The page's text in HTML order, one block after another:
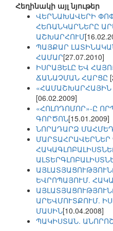
Հեղինակի այլ նյութեր
ՎԵՐՆԱԽԱՎԵՐԻ
ՀԵՌԱՆԿԱՐՆԵՐԸ
ԱՇԽԱՐՀՈՒՄ
ՊԱՅՔԱՐ
ՀԱՄԱՐ[27.07.2010]
ԻՍՐԱՅԵԼԸ ԵՎ
ՃԱՆԱՉՄԱՆ ՀԱՐՑԸ
«ՀԱՄԱՇԽԱՐՀԱՅԻՆ
[06.02.2009]
«ՀՈԼՈԴՈՄՈՐ»-Ը
ԳՈՐԾՈՆ[15.01.2009]
ՆՈՐԱԴԱՐՁ
ՄԱՐՏԱՀՐԱՎԵՐՆԵՐ
ԵՎՐՈՊԱՅՈՒՄ.
ԱՐԵՎՄՈՒՏՔՈՒՄ.
ՄԱՍԻՆ[10.04.2008]
ՊԱԿԻՍՏԱՆ.